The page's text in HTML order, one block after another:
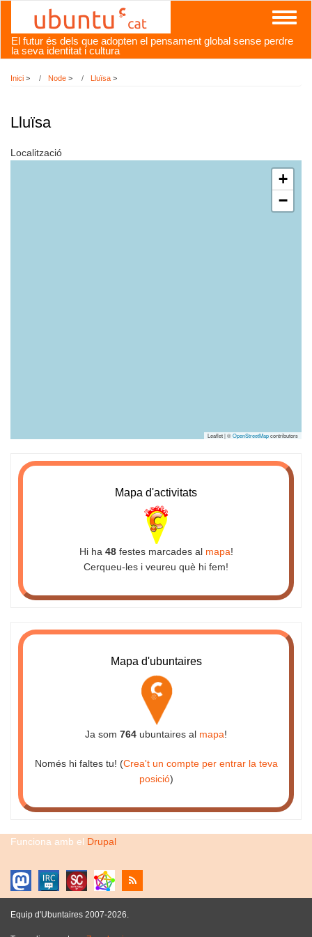
contingut
El futur és dels que adopten el pensament global sense perdre
la seva identitat i cultura
Inici > Node > Lluïsa >
Lluïsa
Localització
+
−
Leaflet | ©OpenStreetMapcontributors
Mapa d'activitats
Hi ha 48festes marcades al mapa!
Cerqueu-les i veureu què hi fem!
Mapa d'ubuntaires
Ja som 764 ubuntaires al mapa!
Només hi faltes tu! (Crea't un compte per entrar la teva
posició)
Funciona amb el Drupal
Equip d'Ubuntaires 2007-2026.